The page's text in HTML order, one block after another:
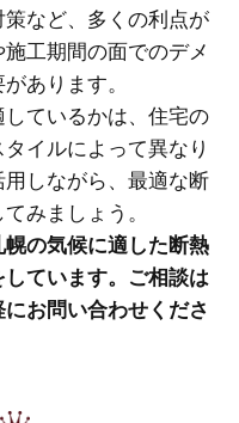
など、多くの利点が
工期間の面でのデメ
あります。
ているかは、住宅の
イルによって異なり
しながら、最適な断
みましょう。
の気候に適した断熱
ています。ご相談は
お問い合わせくださ